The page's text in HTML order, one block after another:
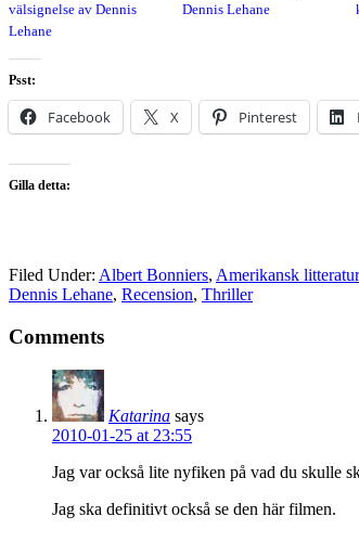
välsignelse av Dennis
Lehane
Dennis Lehane
Psst:
Facebook X Pinterest
Gilla detta:
Filed Under: Albert Bonniers, Amerikansk litteratur
Dennis Lehane, Recension, Thriller
Comments
Katarina says
2010-01-25 at 23:55
Jag var också lite nyfiken på vad du skulle
Jag ska definitivt också se den här filmen.